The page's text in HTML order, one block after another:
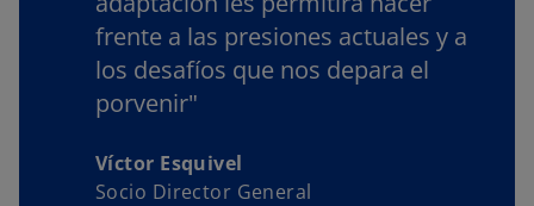
frente a las presiones actuales y a
los desafíos que nos depara el
porvenir"
Víctor Esquivel
Socio Director General